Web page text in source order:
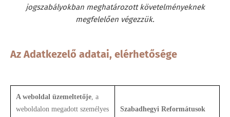
jogszabályokban meghatározott követelményeknek
megfelelően végezzük.
Az Adatkezelő adatai, elérhetősége
A weboldal üzemeltetője, a
weboldalon megadott személyes
Szabadhegyi Reformátusok